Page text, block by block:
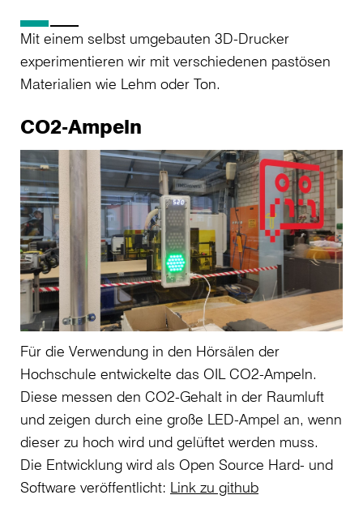
Mit einem selbst umgebauten 3D-Drucker
experimentieren wir mit verschiedenen pastösen
Materialien wie Lehm oder Ton.
CO2-Ampeln
Für die Verwendung in den Hörsälen der
Hochschule entwickelte das OIL CO2-Ampeln.
Diese messen den CO2-Gehalt in der Raumluft
und zeigen durch eine große LED-Ampel an, wenn
dieser zu hoch wird und gelüftet werden muss.
Die Entwicklung wird als Open Source Hard- und
Software veröffentlicht: Link zu github